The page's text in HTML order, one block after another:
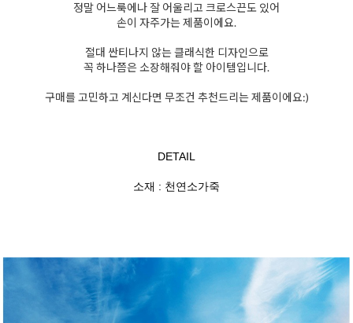
정말 어느룩에나 잘 어울리고 크로스끈도 있어
손이 자주가는 제품이에요.
절대 싼티나지 않는 클래식한 디자인으로
꼭 하나쯤은 소장해줘야 할 아이템입니다.
구매를 고민하고 계신다면 무조건 추천드리는 제품이에요:)
DETAIL
소재 : 천연소가죽